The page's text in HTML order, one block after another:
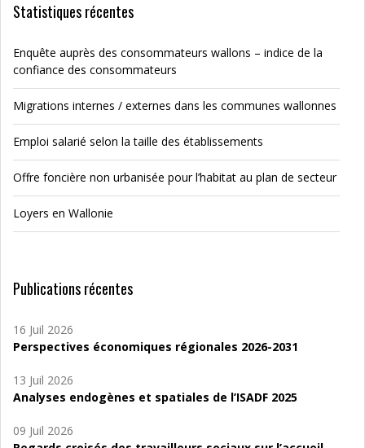
Statistiques récentes
Enquête auprès des consommateurs wallons – indice de la
confiance des consommateurs
Migrations internes / externes dans les communes wallonnes
Emploi salarié selon la taille des établissements
Offre foncière non urbanisée pour l’habitat au plan de secteur
Loyers en Wallonie
Publications récentes
16 Juil 2026
Perspectives économiques régionales 2026-2031
13 Juil 2026
Analyses endogènes et spatiales de l’ISADF 2025
09 Juil 2026